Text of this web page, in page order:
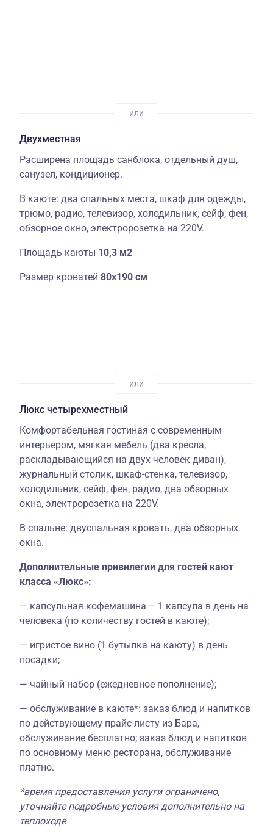
Двухместная
Расширена площадь санблока, отдельный душ,
санузел, кондиционер.
В каюте: два спальных места, шкаф для одежды,
трюмо, радио, телевизор, холодильник, сейф, фен,
обзорное окно, электророзетка на 220V.
Площадь каюты 10,3 м2
Размер кроватей 80х190 см
Люкс четырехместный
Комфортабельная гостиная с современным
интерьером, мягкая мебель (два кресла,
раскладывающийся на двух человек диван),
журнальный столик, шкаф-стенка, телевизор,
холодильник, сейф, фен, радио, два обзорных
окна, электророзетка на 220V.
В спальне: двуспальная кровать, два обзорных
окна.
Дополнительные привилегии для гостей кают
класса «Люкс»:
— капсульная кофемашина – 1 капсула в день на
человека (по количеству гостей в каюте);
— игристое вино (1 бутылка на каюту) в день
посадки;
— чайный набор (ежедневное пополнение);
— обслуживание в каюте*: заказ блюд и напитков
по действующему прайс-листу из Бара,
обслуживание бесплатно; заказ блюд и напитков
по основному меню ресторана, обслуживание
платно.
*время предоставления услуги ограничено,
уточняйте подробные условия дополнительно на
теплоходе